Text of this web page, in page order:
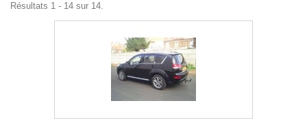
Résultats 1 - 14 sur 14.